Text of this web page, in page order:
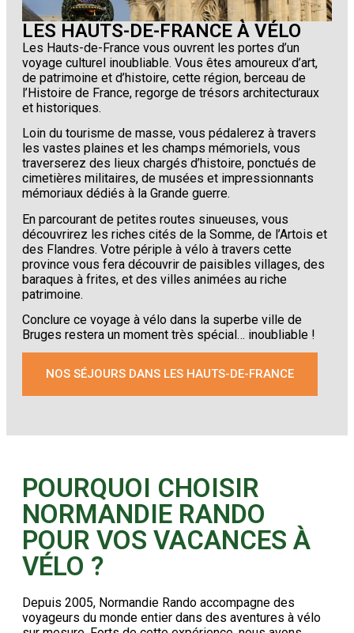
LES HAUTS-DE-FRANCE À VÉLO
Les Hauts-de-France vous ouvrent les portes d’un
voyage culturel inoubliable. Vous êtes amoureux d’art,
de patrimoine et d’histoire, cette région, berceau de
l’Histoire de France, regorge de trésors architecturaux
et historiques.
Loin du tourisme de masse, vous pédalerez à travers
les vastes plaines et les champs mémoriels, vous
traverserez des lieux chargés d’histoire, ponctués de
cimetières militaires, de musées et impressionnants
mémoriaux dédiés à la Grande guerre.
En parcourant de petites routes sinueuses, vous
découvrirez les riches cités de la Somme, de l’Artois et
des Flandres. Votre périple à vélo à travers cette
province vous fera découvrir de paisibles villages, des
baraques à frites, et des villes animées au riche
patrimoine.
Conclure ce voyage à vélo dans la superbe ville de
Bruges restera un moment très spécial… inoubliable !
NOS SÉJOURS DANS LES HAUTS-DE-FRANCE
POURQUOI CHOISIR
NORMANDIE RANDO
POUR VOS VACANCES À
VÉLO ?
Depuis 2005, Normandie Rando accompagne des
voyageurs du monde entier dans des aventures à vélo